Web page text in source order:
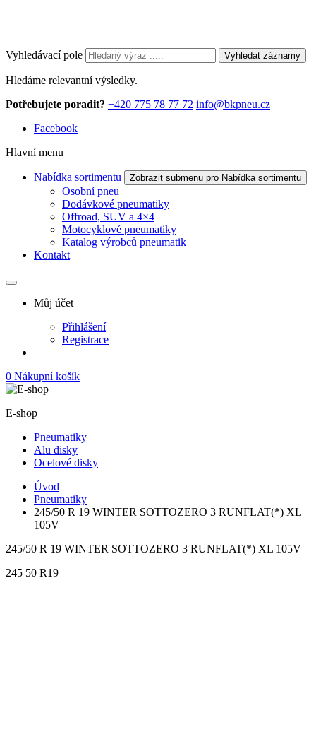
Vyhledávací pole Vyhledat záznamy
Hledáme relevantní výsledky.
Potřebujete poradit? +420 775 78 77 72 info@bkpneu.cz
Facebook
Hlavní menu
Nabídka sortimentu Zobrazit submenu pro Nabídka sortimentu
Osobní pneu
Dodávkové pneumatiky
Offroad, SUV a 4×4
Motocyklové pneumatiky
Katalog výrobců pneumatik
Kontakt
Můj účet
Přihlášení
Registrace
0 Nákupní košík
E-shop
Pneumatiky
Alu disky
Ocelové disky
Úvod
Pneumatiky
245/50 R 19 WINTER SOTTOZERO 3 RUNFLAT(*) XL
105V
245/50 R 19 WINTER SOTTOZERO 3 RUNFLAT(*) XL 105V
245 50 R19